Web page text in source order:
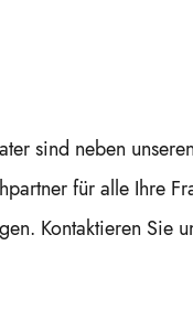
sind neben
für alle Ihre
Kontaktieren Sie